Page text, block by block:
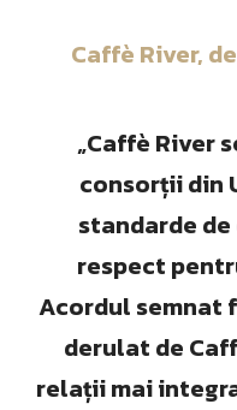
Caffè River,
„Caffè River
consorții din
standarde
respect
Acordul semnat
derulat de
relații mai